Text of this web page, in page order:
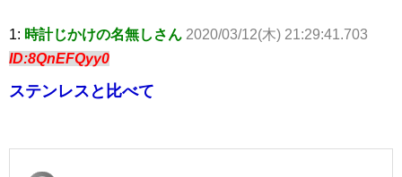
1: 時計じかけの名無しさん 2020/03/12(木) 21:29:41.703
ID:8QnEFQyy0
ステンレスと比べて